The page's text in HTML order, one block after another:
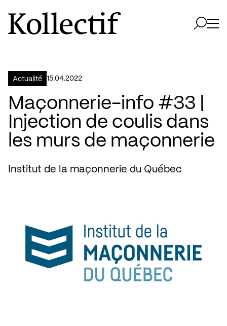
Aller à la page d'accueil
Logo Kollectif
Actualité 15.04.2022
Maçonnerie-info #33 |
Injection de coulis dans
les murs de maçonnerie
Institut de la maçonnerie du Québec